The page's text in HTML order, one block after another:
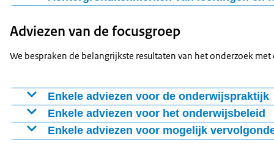
Adviezen van de focusgroep
We bespraken de belangrijkste resultaten van het onderzoek
Enkele adviezen voor de onderwijspraktijk
“Laat kinderen zien dat aardrijkskunde en
“Ontwikkel als school een visie op mens en
Enkele adviezen voor het onderwijsbeleid
“Zorg voor een maatschappelijk gedragen standaard
Enkele adviezen voor mogelijk